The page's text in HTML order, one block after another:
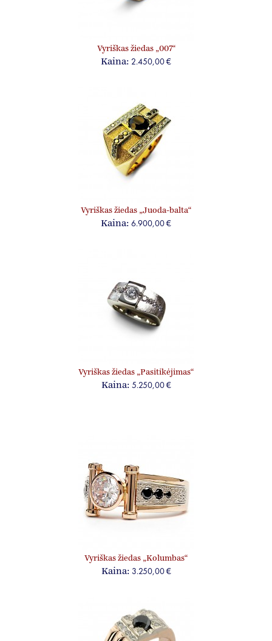
Vyriškas žiedas „007“
Kaina: 2.450,00 €
Vyriškas žiedas „Juoda-balta“
Kaina: 6.900,00 €
Vyriškas žiedas „Pasitikėjimas“
Kaina: 5.250,00 €
Vyriškas žiedas „Kolumbas“
Kaina: 3.250,00 €